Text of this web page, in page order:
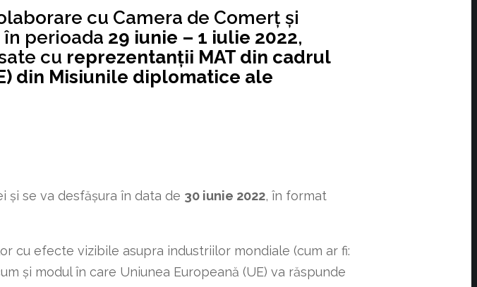
cu Camera de Comerț și
în perioada 29 iunie – 1 iulie 2022,
cu reprezentanții MAT din cadrul
din Misiunile diplomatice ale
și se va desfășura în data de 30 iunie 2022, în format
cu efecte vizibile asupra industriilor mondiale (cum ar fi:
și modul în care Uniunea Europeană (UE) va răspunde